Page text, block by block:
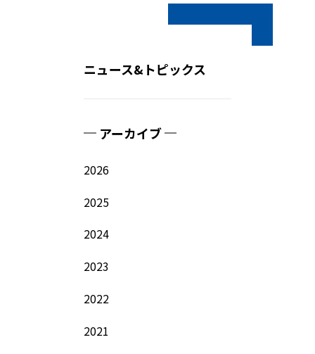
ニュース&トピックス
アーカイブ
2026
2025
2024
2023
2022
2021